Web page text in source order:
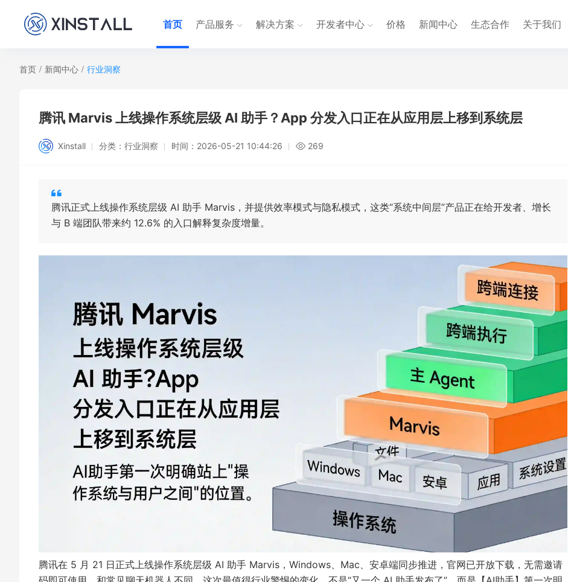
首页 产品服务 解决方案 开发者中心 价格 新闻中心 生态合作 关于我们
首页 / 新闻中心 / 行业洞察
腾讯 Marvis 上线操作系统层级 AI 助手？App 分发入口正在从应用层上移到系统层
Xinstall 分类： 行业洞察 时间： 2026-05-21 10:44:26 269
腾讯正式上线操作系统层级 AI 助手 Marvis，并提供效率模式与隐私模式，这类“系统中间层”产品正在给开发者、增长
与 B 端团队带来约 12.6% 的入口解释复杂度增量。
腾讯在 5 月 21 日正式上线操作系统层级 AI 助手 Marvis，Windows、Mac、安卓端同步推进，官网已开放下载，无需邀请